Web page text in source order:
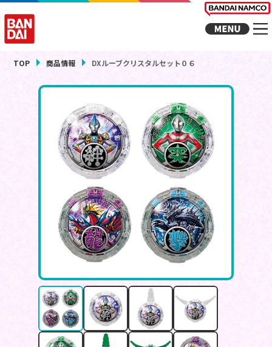
TOP 商品情報 DXルーブクリスタルセット０６